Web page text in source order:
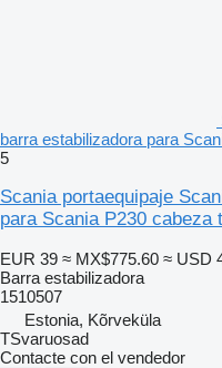
barra estabilizadora para
5
Scania portaequipaje
para Scania P230 cabeza
EUR 39 ≈ MX$775.60 ≈ USD
Barra estabilizadora
1510507
Estonia, Kõrveküla
TSvaruosad
Contacte con el vendedor